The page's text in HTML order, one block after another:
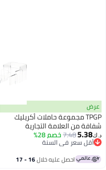
عرض
TPGP مجموعة حاملات أكريليك
شفافة من العلامة التجارية
مجموعة من 3، عمق 6 بوصات
Ad2273
د.ك‏5.38
7.48خصم 28%
أقل سعر في السنة
أقل سعر في السنة
احصل عليه خلال 16 - 17